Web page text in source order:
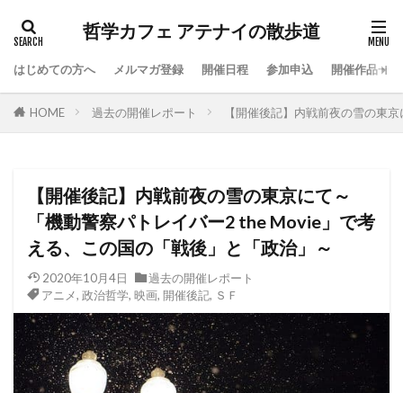
哲学カフェ アテナイの散歩道
はじめての方へ メルマガ登録 開催日程 参加申込 開催作品一覧
HOME 過去の開催レポート 【開催後記】内戦前夜の雪の東
【開催後記】内戦前夜の雪の東京にて～
「機動警察パトレイバー2 the Movie」で考
える、この国の「戦後」と「政治」～
2020年10月4日
過去の開催レポート
アニメ, 政治哲学, 映画, 開催後記, ＳＦ